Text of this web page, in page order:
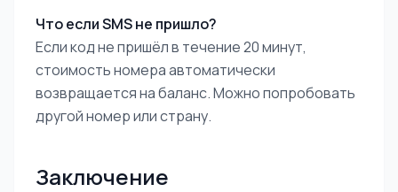
Что если SMS не пришло?
Если код не пришёл в течение 20 минут,
стоимость номера автоматически
возвращается на баланс. Можно попробовать
другой номер или страну.
Заключение